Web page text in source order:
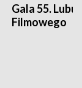
Gala 55.
Filmowego